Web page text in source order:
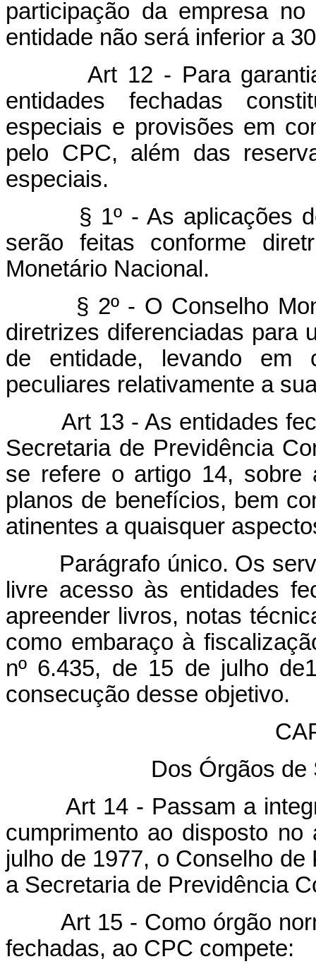
participação da empresa
entidade não será inferior a
Art 12 - Para garantia
entidades fechadas
especiais e provisões em
pelo CPC, além das
especiais.
§ 1º - As aplicações
serão feitas conforme
Monetário Nacional.
§ 2º - O Conselho
diretrizes diferenciadas para
de entidade, levando em
peculiares relativamente a
Art 13 - As entidades
Secretaria de Previdência
se refere o artigo 14, sobre
planos de benefícios, bem
atinentes a quaisquer
Parágrafo único. Os
livre acesso às entidades
apreender livros, notas
como embaraço à
nº 6.435, de 15 de julho
consecução desse objetivo.
Dos Órgãos de
Art 14 - Passam a
cumprimento ao disposto
julho de 1977, o Conselho
a Secretaria de Previdência
Art 15 - Como órgão
fechadas, ao CPC compete: